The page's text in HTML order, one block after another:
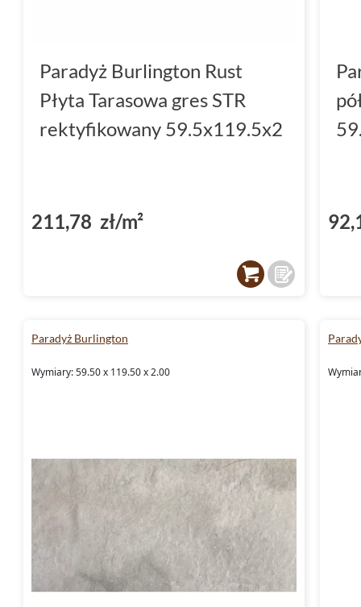
Paradyż Burlington Rust
Płyta Tarasowa gres STR
rektyfikowany 59.5x119.5x2
211,78 zł/m²
Paradyż Burlington
Wymiary: 59.50 x 119.50 x 2.00